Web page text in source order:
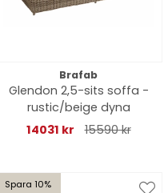
Brafab
Glendon 2,5-sits soffa -
rustic/beige dyna
14031 kr
15590 kr
Spara 10%